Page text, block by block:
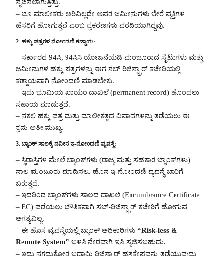
ಸೃಜಿಸಲಾಗುತ್ತಿತ್ತು.
– ಭೂ ಮಾಲೀಕರು ಅರಿವಿಲ್ಲದೇ ಅವರ ಜಮೀನುಗಳು ಬೇರೆ ವ್ಯಕ್ತಿಗಳ
ಹೆಸರಿಗೆ ಹೋಗುತ್ತವೆ ಎಂಬ ಪ್ರಕರಣಗಳು ವರದಿಯಾಗಿದ್ದವು.
2. ಹಕ್ಕು ಪತ್ರಗಳ ನೋಂದಣಿ ಕಡ್ಡಾಯ:
– ಸರ್ಕಾರದ 94ಸಿ, 94ಸಿಸಿ ಯೋಜನೆಯಡಿ ಮಂಜೂರಾದ ಸೈಟುಗಳು ಮತ್ತು
ಜಮೀನುಗಳ ಹಕ್ಕು ಪತ್ರಗಳನ್ನು ಈಗ ಸಬ್ ರಿಜಿಸ್ಟ್ರಾರ್ ಕಚೇರಿಯಲ್ಲಿ
ಕಡ್ಡಾಯವಾಗಿ ನೋಂದಣಿ ಮಾಡಬೇಕು.
– ಇದು ಭೂಮಿಯ ಖಾಯಂ ದಾಖಲೆ (permanent record) ಹೊಂದಲು
ಸಹಾಯ ಮಾಡುತ್ತದೆ.
– ನಕಲಿ ಹಕ್ಕು ಪತ್ರ ಮತ್ತು ಮಾಲೀಕತ್ವದ ವಿವಾದಗಳನ್ನು ತಡೆಯಲು ಈ
ಕ್ರಮ ಅತೀ ಮುಖ್ಯ.
3. ಬ್ಯಾಂಕ್ ಸಾಲಕ್ಕೆ ನವೀನ ಇ-ನೋಂದಣಿ ವ್ಯವಸ್ಥೆ:
– ಸ್ಥಿರಾಸ್ತಿಗಳ ಮೇಲೆ ಬ್ಯಾಂಕ್‌ಗಳು (ರಾಜ್ಯ ಮತ್ತು ಸಹಕಾರ ಬ್ಯಾಂಕ್‌ಗಳು)
ಸಾಲ ಮಂಜೂರು ಮಾಡಿಸಲು ಹೊಸ ಇ-ನೋಂದಣಿ ವ್ಯವಸ್ಥೆ ಜಾರಿಗೆ
ಬರುತ್ತದೆ.
– ಇದರಿಂದ ಬ್ಯಾಂಕ್‌ಗಳು ಸಾಲದ ದಾಖಲೆ (Encumbrance Certificate
– EC) ಪಡೆಯಲು ಭೌತಿಕವಾಗಿ ಸಬ್-ರಿಜಿಸ್ಟ್ರಾರ್ ಕಚೇರಿಗೆ ಹೋಗುವ
ಅಗತ್ಯವಿಲ್ಲ.
– ಈ ಹೊಸ ವ್ಯವಸ್ಥೆಯಲ್ಲಿ ಬ್ಯಾಂಕ್ ಅಧಿಕಾರಿಗಳು “Risk-less &
Remote System” ಬಳಸಿ ನೇರವಾಗಿ ಇಸಿ ಸೃಜಿಸಬಹುದು.
– ಇದು ನಗದುಕೋರ ಬದ್ನಾಮಿ ರಿಜಿಸ್ಟ್ರಾರ್ ಹಸ್ತಕ್ಷೇಪವನ್ನು ತಡೆಯುವುದು